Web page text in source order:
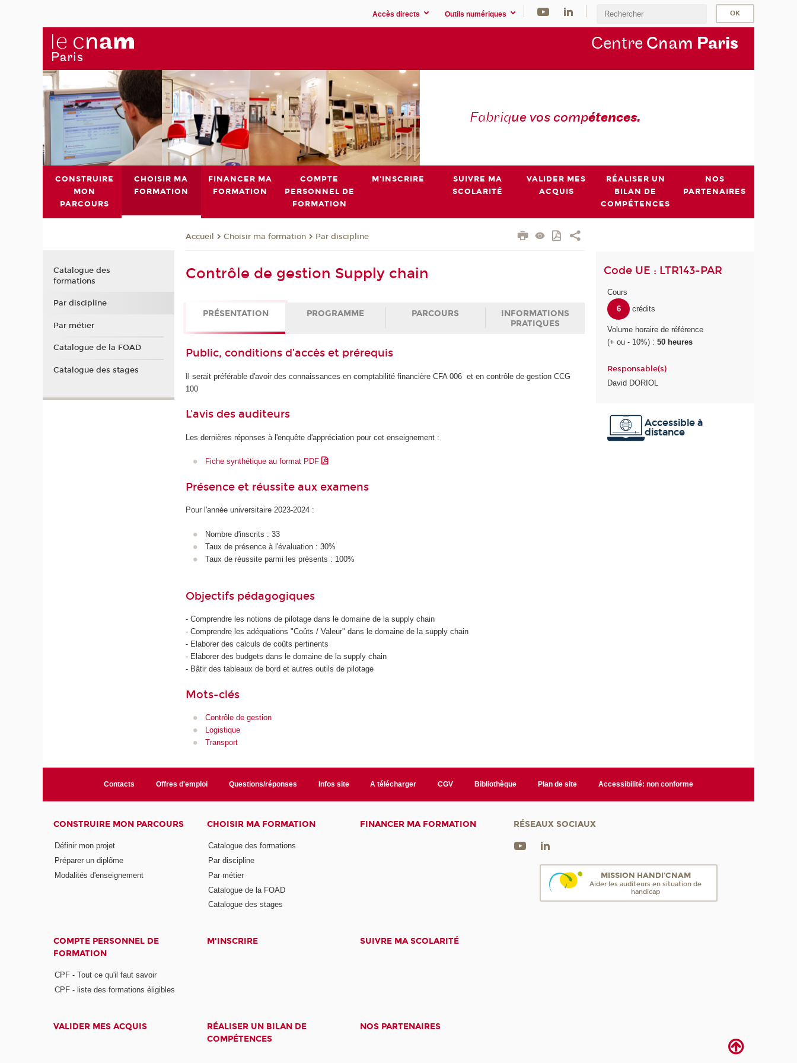
Accès directs Outils numériques
Centre Cnam Paris
Fabrique vos compétences.
CONSTRUIRE
MON
PARCOURS
CHOISIR MA
FORMATION
FINANCER MA
FORMATION
COMPTE
PERSONNEL DE
FORMATION
M'INSCRIRE
SUIVRE MA
SCOLARITÉ
VALIDER MES
ACQUIS
RÉALISER UN
BILAN DE
COMPÉTENCES
NOS
PARTENAIRES
Accueil Choisir ma formation Par discipline
Contrôle de gestion Supply chain
PRÉSENTATION PROGRAMME PARCOURS
INFORMATIONS
PRATIQUES
Public, conditions d’accès et prérequis
Il serait préférable d'avoir des connaissances en comptabilité financière CFA 006 et en contrôle de gestion CCG
100
L'avis des auditeurs
Les dernières réponses à l'enquête d'appréciation pour cet enseignement :
Fiche synthétique au format PDF
Présence et réussite aux examens
Pour l'année universitaire 2023-2024 :
Nombre d'inscrits : 33
Taux de présence à l'évaluation : 30%
Taux de réussite parmi les présents : 100%
Objectifs pédagogiques
- Comprendre les notions de pilotage dans le domaine de la supply chain
- Comprendre les adéquations "Coûts / Valeur" dans le domaine de la supply chain
- Elaborer des calculs de coûts pertinents
- Elaborer des budgets dans le domaine de la supply chain
- Bâtir des tableaux de bord et autres outils de pilotage
Mots-clés
Contrôle de gestion
Logistique
Transport
Code UE : LTR143-PAR
Cours
6
crédits
Volume horaire de référence
(+ ou - 10%) :50 heures
Responsable(s)
David DORIOL
Accessible à
distance
Catalogue des
formations
Par discipline
Par métier
Catalogue de la FOAD
Catalogue des stages
Contacts Offres d'emploi Questions/réponses Infos site A télécharger CGV Bibliothèque Plan de site Accessibilité: non conforme
CONSTRUIRE MON PARCOURS
Définir mon projet
Préparer un diplôme
Modalités d'enseignement
CHOISIR MA FORMATION
Catalogue des formations
Par discipline
Par métier
Catalogue de la FOAD
Catalogue des stages
FINANCER MA FORMATION
COMPTE PERSONNEL DE
FORMATION
CPF - Tout ce qu'il faut savoir
CPF - liste des formations éligibles
M'INSCRIRE SUIVRE MA SCOLARITÉ
VALIDER MES ACQUIS
RÉALISER UN BILAN DE
COMPÉTENCES
NOS PARTENAIRES
RÉSEAUX SOCIAUX
MISSION HANDI'CNAM
Aider les auditeurs en situation de
handicap